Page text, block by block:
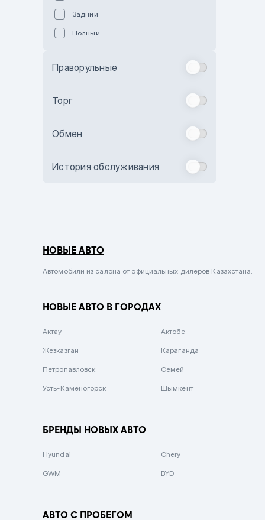
Бежевый
Комбинированный
Сиреневый металлик
Вишневый
Зеленый металлик
Задний
Полный
Праворульные
Торг
Обмен
История обслуживания
НОВЫЕ АВТО
Автомобили из салона от официальных дилеров Казахстана.
НОВЫЕ АВТО В ГОРОДАХ
Актау Актобе
Жезказган Караганда
Петропавловск Семей
Усть-Каменогорск Шымкент
БРЕНДЫ НОВЫХ АВТО
Hyundai Chery
GWM BYD
АВТО С ПРОБЕГОМ